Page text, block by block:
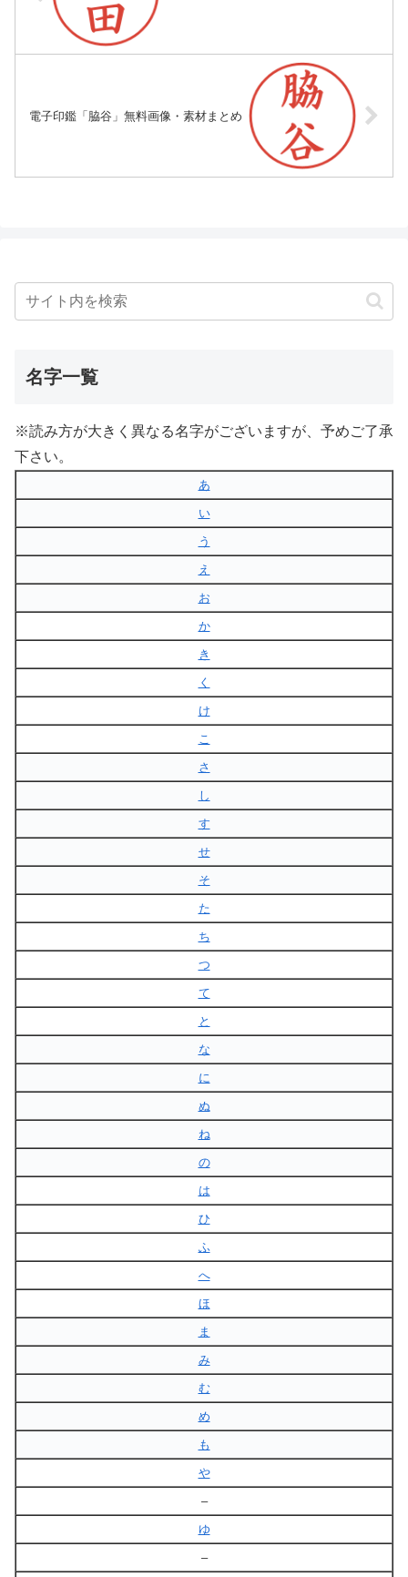
電子印鑑「脇谷」無料画像・素材まとめ
名字一覧
※読み方が大きく異なる名字がございますが、予めご了承
下さい。
あ
い
う
え
お
か
き
く
け
こ
さ
し
す
せ
そ
た
ち
つ
て
と
な
に
ぬ
ね
の
は
ひ
ふ
へ
ほ
ま
み
む
め
も
や
–
ゆ
–